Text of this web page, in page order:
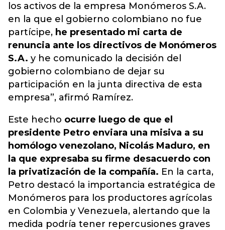
los activos de la empresa Monómeros S.A.
en la que el gobierno colombiano no fue
partícipe, he presentado mi carta de
renuncia ante los directivos de Monómeros
S.A. y he comunicado la decisión del
gobierno colombiano de dejar su
participación en la junta directiva de esta
empresa”, afirmó Ramírez.
Este hecho ocurre luego de que el
presidente Petro enviara una misiva a su
homólogo venezolano, Nicolás Maduro, en
la que expresaba su firme desacuerdo con
la privatización de la compañía. En la carta,
Petro destacó la importancia estratégica de
Monómeros para los productores agrícolas
en Colombia y Venezuela, alertando que la
medida podría tener repercusiones graves